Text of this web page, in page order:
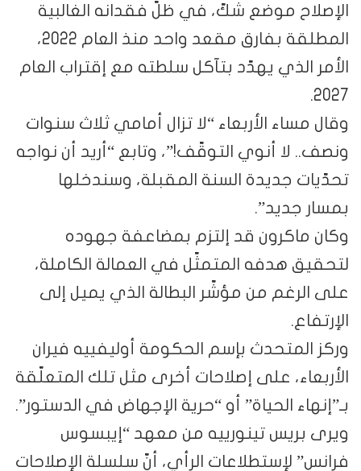
الإصلاح موضع شكّ، في ظلّ فقدانه الغالبية
المطلقة بفارق مقعد واحد منذ العام 2022،
الأمر الذي يهدّد بتآكل سلطته مع إقتراب العام
2027.
وقال مساء الأربعاء “لا تزال أمامي ثلاث سنوات
ونصف.. لا أنوي التوقّف!”، وتابع “أريد أن نواجه
تحدّيات جديدة السنة المقبلة، وسندخلها
بمسار جديد”.
وكان ماكرون قد إلتزم بمضاعفة جهوده
لتحقيق هدفه المتمثّل في العمالة الكاملة،
على الرغم من مؤشّر البطالة الذي يميل إلى
الإرتفاع.
وركز المتحدث بإسم الحكومة أوليفييه فيران
الأربعاء، على إصلاحات أخرى مثل تلك المتعلّقة
بـ”إنهاء الحياة” أو “حرية الإجهاض في الدستور”.
ويرى بريس تينورييه من معهد “إيبسوس
فرانس” لإستطلاعات الرأي، أنّ سلسلة الإصلاحات